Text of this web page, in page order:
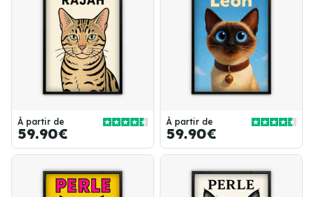
À partir de
59.90€
À partir de
59.90€